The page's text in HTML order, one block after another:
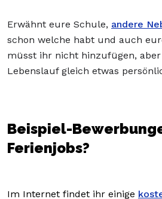
Erwähnt eure Schule, andere
schon welche habt und auch
müsst ihr nicht hinzufügen,
Lebenslauf gleich etwas
Beispiel-
Ferienjobs?
Im Internet findet ihr einige